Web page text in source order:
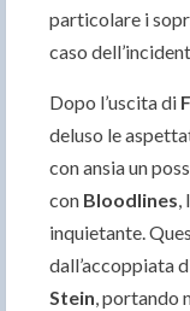
particolare i
caso
Dopo l’uscita di
deluso le
con ansia un
con Bloodlines,
inquietante.
dall’accoppiata
Stein, portando